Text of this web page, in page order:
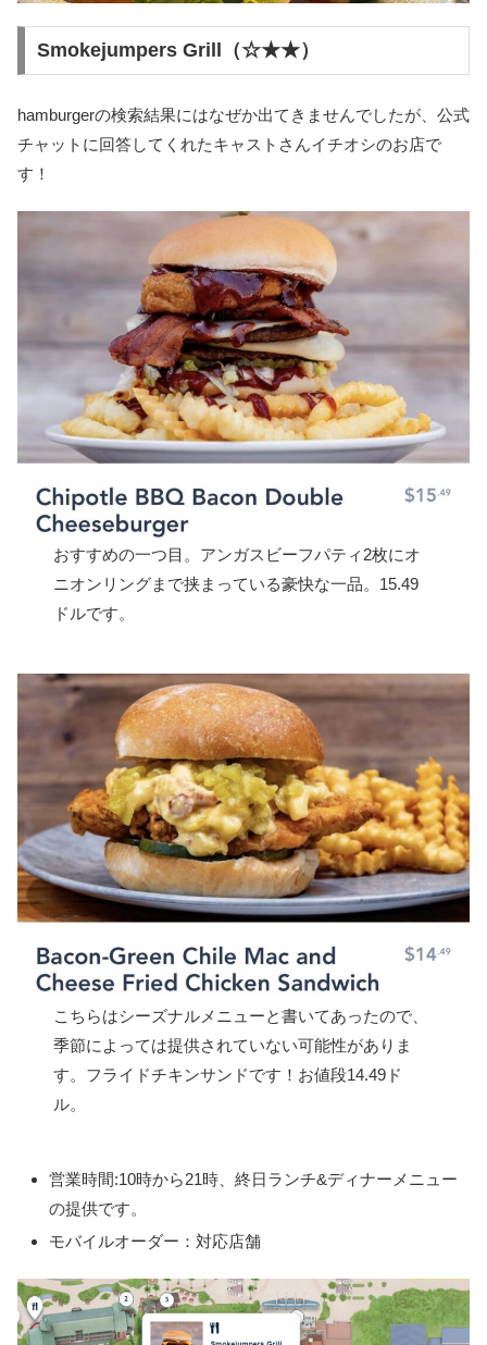
Smokejumpers Grill（☆★★）
hamburgerの検索結果にはなぜか出てきませんでしたが、公式
チャットに回答してくれたキャストさんイチオシのお店で
す！
おすすめの一つ目。アンガスビーフパティ2枚にオ
ニオンリングまで挟まっている豪快な一品。15.49
ドルです。
こちらはシーズナルメニューと書いてあったので、
季節によっては提供されていない可能性がありま
す。フライドチキンサンドです！お値段14.49ド
ル。
営業時間:10時から21時、終日ランチ&ディナーメニュー
の提供です。
モバイルオーダー：対応店舗